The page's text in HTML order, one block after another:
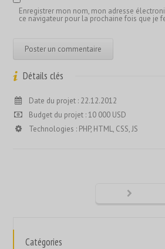
Enregistrer mon nom, mon adresse
ce navigateur pour la prochaine fois que je
Détails clés
Date du projet : 22.12.2012
Budget du projet : 10 000 USD
Technologies : PHP, HTML, CSS, JS
Catégories